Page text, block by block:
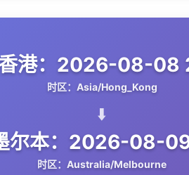
港：2026-08-08
时区：Asia/Hong_Kong
⬇️
本：2026-08-
时区：Australia/Melbourne